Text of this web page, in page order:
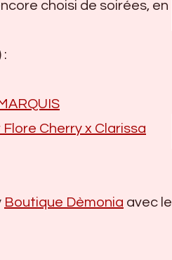
choisi de soirées, en
:
Cherry x Clarissa
Boutique Dèmonia avec le